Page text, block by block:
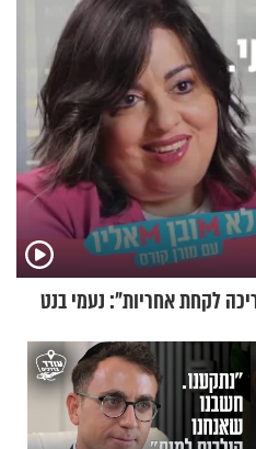
לקחת אחריות": נעמי בנט